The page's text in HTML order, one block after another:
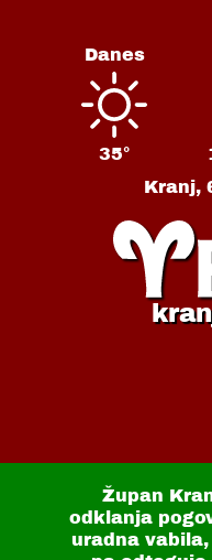
Danes
35°
Kranj,
Župan
odklanja
uradna